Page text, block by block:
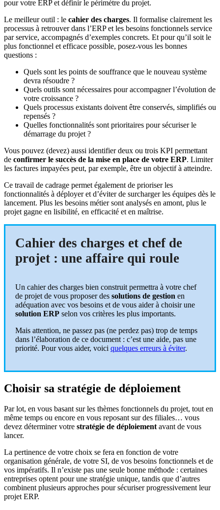
pour votre ERP et définir le périmètre du projet.
Le meilleur outil : le cahier des charges. Il formalise clairement les
processus à retrouver dans l’ERP et les besoins fonctionnels service
par service, accompagnés d’exemples concrets. Et pour qu’il soit le
plus fonctionnel et efficace possible, posez-vous les bonnes
questions :
Quels sont les points de souffrance que le nouveau système
devra résoudre ?
Quels outils sont nécessaires pour accompagner l’évolution de
votre croissance ?
Quels processus existants doivent être conservés, simplifiés ou
repensés ?
Quelles fonctionnalités sont prioritaires pour sécuriser le
démarrage du projet ?
Vous pouvez (devez) aussi identifier deux ou trois KPI permettant
de confirmer le succès de la mise en place de votre ERP. Limiter
les factures impayées peut, par exemple, être un objectif à atteindre.
Ce travail de cadrage permet également de prioriser les
fonctionnalités à déployer et d’éviter de surcharger les équipes dès le
lancement. Plus les besoins métier sont analysés en amont, plus le
projet gagne en lisibilité, en efficacité et en maîtrise.
Cahier des charges et chef de
projet : une affaire qui roule
Un cahier des charges bien construit permettra à votre chef
de projet de vous proposer des solutions de gestion en
adéquation avec vos besoins et de vous aider à choisir une
solution ERP selon vos critères les plus importants.
Mais attention, ne passez pas (ne perdez pas) trop de temps
dans l’élaboration de ce document : c’est une aide, pas une
priorité. Pour vous aider, voici quelques erreurs à éviter.
Choisir sa stratégie de déploiement
Par lot, en vous basant sur les thèmes fonctionnels du projet, tout en
même temps ou encore en vous reposant sur des filiales… vous
devez déterminer votre stratégie de déploiementavant de vous
lancer.
La pertinence de votre choix se fera en fonction de votre
organisation générale, de votre SI, de vos besoins fonctionnels et de
vos impératifs. Il n’existe pas une seule bonne méthode : certaines
entreprises optent pour une stratégie unique, tandis que d’autres
combinent plusieurs approches pour sécuriser progressivement leur
projet ERP.